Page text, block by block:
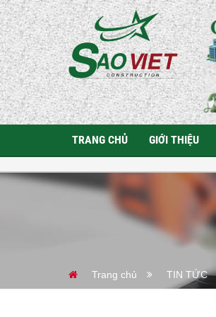
TRANG CHỦ GIỚI THIỆU
Trang chủ TIN TỨC